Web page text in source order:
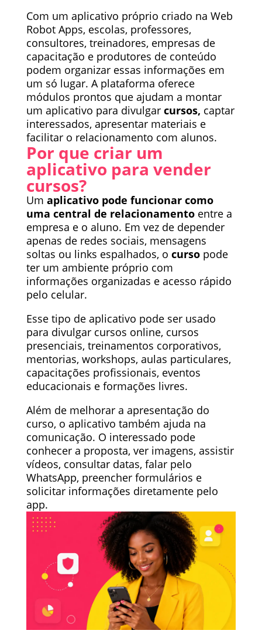
Com um aplicativo próprio criado na Web
Robot Apps, escolas, professores,
consultores, treinadores, empresas de
capacitação e produtores de conteúdo
podem organizar essas informações em
um só lugar. A plataforma oferece
módulos prontos que ajudam a montar
um aplicativo para divulgar cursos, captar
interessados, apresentar materiais e
facilitar o relacionamento com alunos.
Por que criar um
aplicativo para vender
cursos?
Um aplicativo pode funcionar como
uma central de relacionamentoentre a
empresa e o aluno. Em vez de depender
apenas de redes sociais, mensagens
soltas ou links espalhados, o cursopode
ter um ambiente próprio com
informações organizadas e acesso rápido
pelo celular.
Esse tipo de aplicativo pode ser usado
para divulgar cursos online, cursos
presenciais, treinamentos corporativos,
mentorias, workshops, aulas particulares,
capacitações profissionais, eventos
educacionais e formações livres.
Além de melhorar a apresentação do
curso, o aplicativo também ajuda na
comunicação. O interessado pode
conhecer a proposta, ver imagens, assistir
vídeos, consultar datas, falar pelo
WhatsApp, preencher formulários e
solicitar informações diretamente pelo
app.